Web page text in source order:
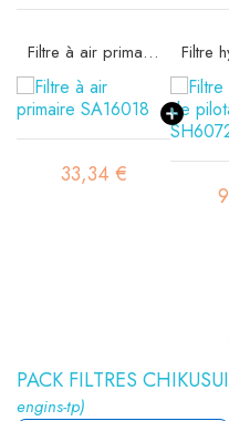
Filtre à air primaire SA16018
33,34 €
PACK FILTRES
engins-tp)